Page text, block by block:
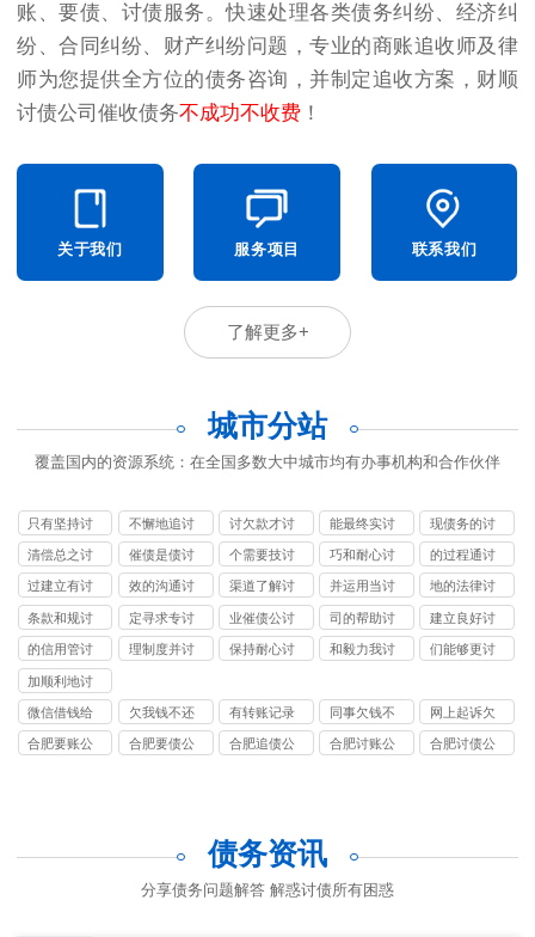
账、要债、讨债服务。快速处理各类债务纠纷、经济纠
纷、合同纠纷、财产纠纷问题，专业的商账追收师及律
师为您提供全方位的债务咨询，并制定追收方案，财顺
讨债公司催收债务不成功不收费 ！
关于我们 服务项目 联系我们
了解更多+
城市分站
覆盖国内的资源系统：在全国多数大中城市均有办事机构和合作伙伴
只有坚持讨
债公司
不懈地追讨
债公司
讨欠款才讨
债公司
能最终实讨
债公司
现债务的讨
债公司
清偿总之讨
债公司
催债是债讨
债公司
个需要技讨
债公司
巧和耐心讨
债公司
的过程通讨
债公司
过建立有讨
债公司
效的沟通讨
债公司
渠道了解讨
债公司
并运用当讨
债公司
地的法律讨
债公司
条款和规讨
债公司
定寻求专讨
债公司
业催债公讨
债公司
司的帮助讨
债公司
建立良好讨
债公司
的信用管讨
债公司
理制度并讨
保持耐心讨
和毅力我讨
们能够更讨
加顺利地讨
债公司
微信借钱给
朋友不还可
欠我钱不还
可以报警吗
有转账记录
可以把钱要
同事欠钱不
还属于诈骗
网上起诉欠
钱不还去哪
合肥要账公
合肥要债公
合肥追债公
合肥讨账公
合肥讨债公
债务资讯
分享债务问题解答 解惑讨债所有困惑